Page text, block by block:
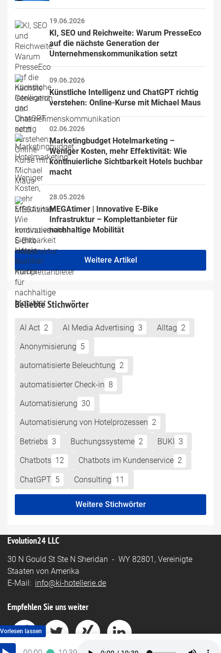
19.06.2026
KI, SEO und Reichweite: Warum PresseEco
auf die nächste Generation der
Unternehmenskommunikation setzt
09.06.2026
Künstliche Intelligenz und ChatGPT richtig
verstehen: Online-Kurse mit Michael Maus
02.06.2026
Marketingbudget Hotelmarketing –
Weniger Kosten, mehr Effektivität: Wie
kontinuierliche Sichtbarkeit Hotels buchbar
macht
28.05.2026
MEGAtimer | Innovative E-Bike
Infrastruktur – Komplettanbieter für
nachhaltige Mobilität
Weitere Artikel
Beliebte Stichwörter
AI Act 2 AI Media Advertising 3 Alltag 2
Anonymisierung 5
automatisierte Beleuchtung 2
automatisierter Check-in 8
Automatisierung 30
Automatisierung von Hotelprozessen 2
Betriebs 3 Buchungssysteme 2 BUKI 3
Chatbots 12 Chatbots im Kundenservice 2
ChatGPT 5 Consulting 11
Weitere Stichwörter
Evolution24 LLC
30 N Gould St Ste N Sheridan - WY 82801, Vereinigte
Staaten von Amerika
E-Mail: info@ki-hotellerie.de
Empfehlen Sie uns weiter